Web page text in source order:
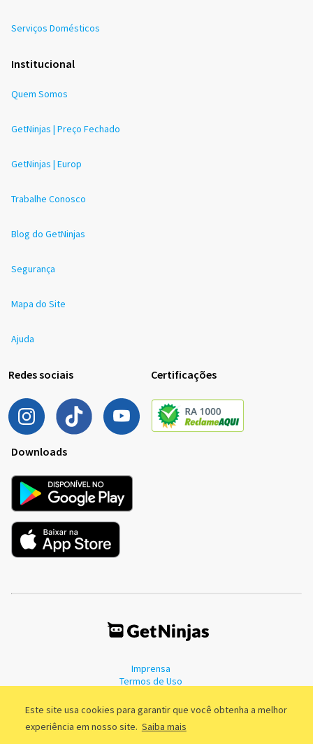
Este site usa cookies para garantir que você obtenha a melhor
experiência em nosso site. Saiba mais
Serviços Domésticos
Institucional
Quem Somos
GetNinjas | Preço Fechado
GetNinjas | Europ
Trabalhe Conosco
Blog do GetNinjas
Segurança
Mapa do Site
Ajuda
Redes sociais Certificações
Downloads
Imprensa
Termos de Uso